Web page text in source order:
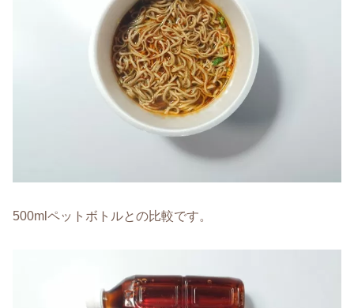
500mlペットボトルとの比較です。